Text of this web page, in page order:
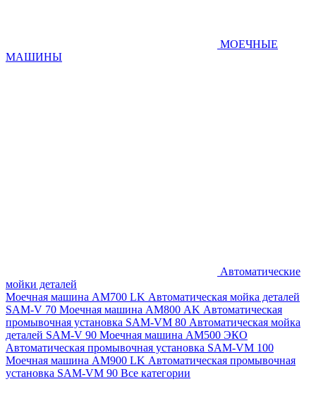
МОЕЧНЫЕ
МАШИНЫ
Автоматические
мойки деталей
Моечная машина AM700 LK Автоматическая мойка деталей
SAM-V 70 Моечная машина АМ800 AK Автоматическая
промывочная установка SAM-VM 80 Автоматическая мойка
деталей SAM-V 90 Моечная машина АМ500 ЭКО
Автоматическая промывочная установка SAM-VM 100
Моечная машина AM900 LK Автоматическая промывочная
установка SAM-VM 90 Все категории